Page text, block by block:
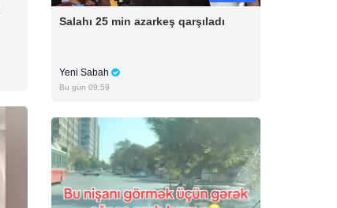
Salahı 25 min azarkeş qarşıladı
Yeni Sabah
Bu gün 09:59